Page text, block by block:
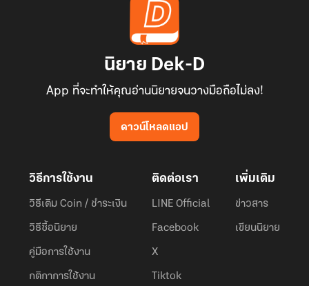
นิยาย Dek-D
App ที่จะทำให้คุณอ่านนิยายจนวางมือถือไม่ลง!
ดาวน์โหลดแอป
วิธีการใช้งาน
วิธีเติม Coin / ชำระเงิน
วิธีซื้อนิยาย
คู่มือการใช้งาน
กติกาการใช้งาน
ติดต่อเรา
LINE Official
Facebook
X
Tiktok
เพิ่มเติม
ข่าวสาร
เขียนนิยาย